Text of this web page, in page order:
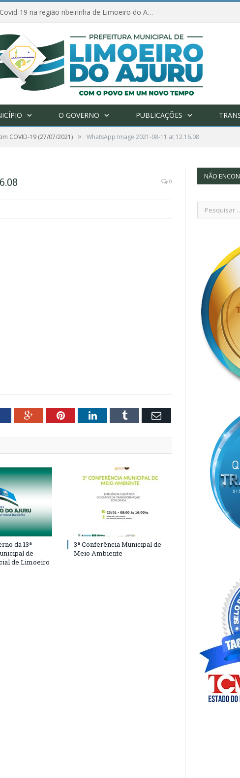
Ações de combate à Covid-19 na região ribeirinha de Limoeiro do Ajuru continuam
O GOVERNO PUBLICAÇÕES
COVID-19 (27/07/2021) » WhatsApp Image 2021-08-11 at 12.16.08
0
Google+PinterestLinkedInTumblr Email
da 13ª
de
de Limoeiro
3ª Conferência Municipal de
Meio Ambiente
NÃO